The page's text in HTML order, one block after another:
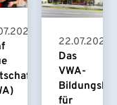
22.07.2026
Das
VWA-
für